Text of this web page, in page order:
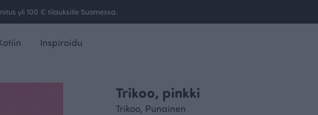
yli 100 € tilauksille Suomessa.
Inspiroidu
Trikoo, pinkki
Trikoo, Punainen